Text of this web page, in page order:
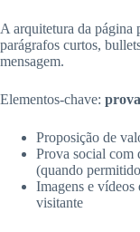
A arquitetura da página
parágrafos curtos,
mensagem.
Elementos-chave:
Proposição de
Prova social com
(quando
Imagens e vídeos
visitante